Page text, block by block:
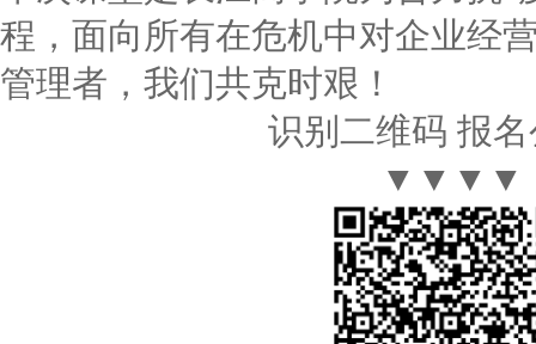
程，面向所有在危机中对企业经
管理者，我们共克时艰！
识别二维码 报
▼▼▼▼